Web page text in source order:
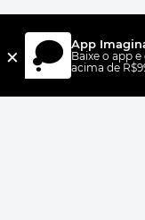
× App
Baixe o app
acima de